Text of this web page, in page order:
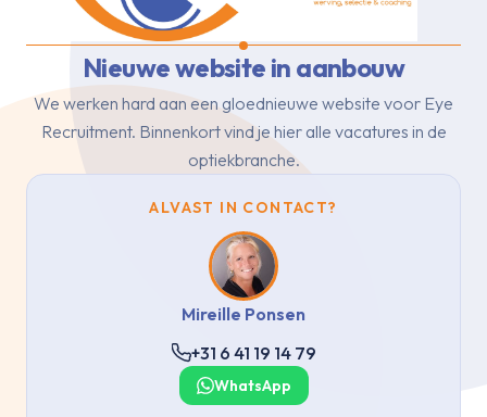
Nieuwe website in aanbouw
We werken hard aan een gloednieuwe website voor Eye
Recruitment. Binnenkort vind je hier alle vacatures in de
optiekbranche.
ALVAST IN CONTACT?
Mireille Ponsen
+31 6 41 19 14 79
WhatsApp